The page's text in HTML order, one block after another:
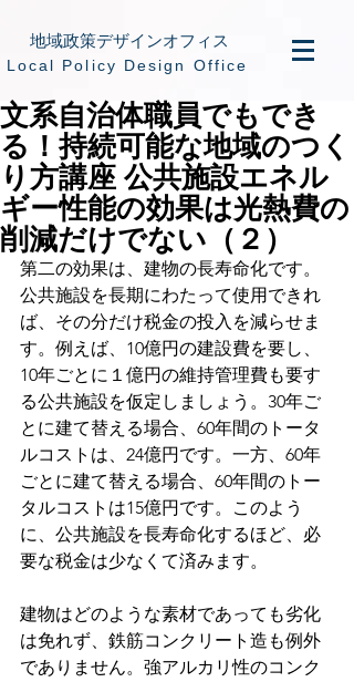
地域政策デザインオフィス
​Local Policy Design Office
文系自治体職員でもでき
る！持続可能な地域のつく
り方講座 公共施設エネル
ギー性能の効果は光熱費の
削減だけでない（２）
第二の効果は、建物の長寿命化です。
公共施設を長期にわたって使用できれ
ば、その分だけ税金の投入を減らせま
す。例えば、10億円の建設費を要し、
10年ごとに１億円の維持管理費も要す
る公共施設を仮定しましょう。30年ご
とに建て替える場合、60年間のトータ
ルコストは、24億円です。一方、60年
ごとに建て替える場合、60年間のトー
タルコストは15億円です。このよう
に、公共施設を長寿命化するほど、必
要な税金は少なくて済みます。
建物はどのような素材であっても劣化
は免れず、鉄筋コンクリート造も例外
でありません。強アルカリ性のコンク